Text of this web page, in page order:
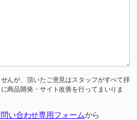
んが、頂いたご意見はスタッフがすべて拝
商品開発・サイト改善を行ってまいりま
い合わせ専用フォームから